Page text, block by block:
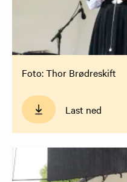
Foto: Thor Brødreskift
Last ned